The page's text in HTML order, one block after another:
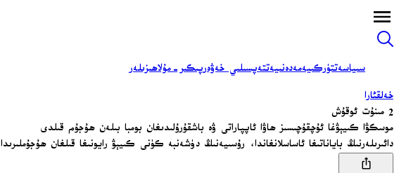
سىياسەتتۈركىيەمەدەنىيەتتەپسىلىي خەۋەرپىكىر-مۇلاھىزىلەر
خەلقئارا
2 مىنۇت ئوقۇش
موسكۋا كىيېۋغا ئۇچقۇچىسىز ھاۋا ئاپپاراتى ۋە باشقۇرۇلىدىغان بومبا بىلەن ھۇجۇم قىلدى
دائىرىلەرنىڭ باياناتىغا ئاساسلانغاندا، رۇسىيەنىڭ دۈشەنبە كۈنى كىيېۋ رايونىغا قىلغان ھۇجۇملىرىدا 10 ئادەم قازا قىلغان بولۇپ، قازا قىلغانلار سانىنىڭ تېخىمۇ كۆپىيىشى مۆلچەرلەنمەكتە ئىكەن.